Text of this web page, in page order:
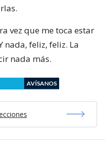
vez que me toca estar
nada, feliz, feliz. La
nada más.
AVÍSANOS